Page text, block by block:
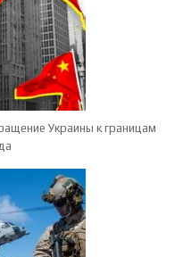
Украины к границам